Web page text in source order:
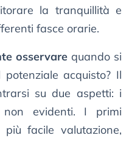
la tranquillità e
fasce orarie.
osservarequando si
acquisto? Il
su due aspetti: i
evidenti. I primi
facile valutazione,